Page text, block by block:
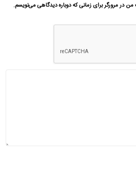
من در مرورگر برای زمانی که دوباره دیدگاهی می‌نویسم.